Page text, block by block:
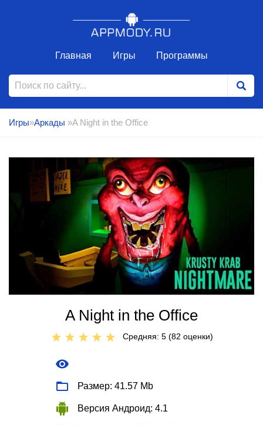
Главная Игры Программы
Игры»Аркады »A Night in the Office
A Night in the Office
Средняя: 5 (82 оценки)
Размер: 41.57 Mb
Версия Андроид: 4.1